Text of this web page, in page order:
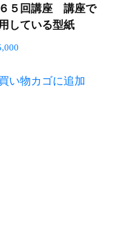
５回講座 講座で
している型紙
い物カゴに追加